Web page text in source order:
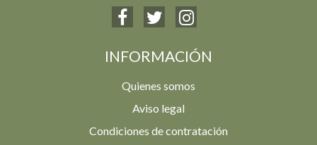
INFORMACIÓN
Quienes somos
Aviso legal
Condiciones de contratación